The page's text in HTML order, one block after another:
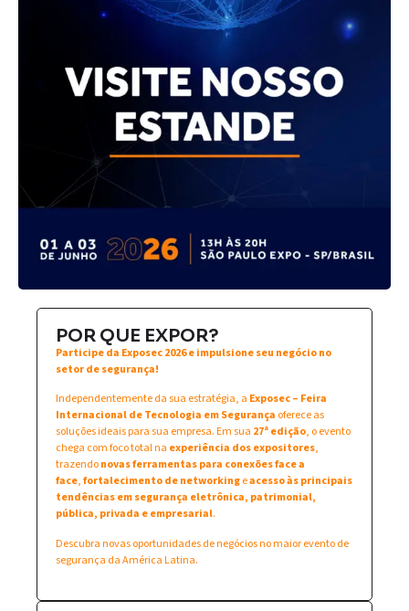
POR QUE EXPOR?
Participe da Exposec 2026 e impulsione seu negócio no
setor de segurança!
Independentemente da sua estratégia, a Exposec – Feira
Internacional de Tecnologia em Segurança oferece as
soluções ideais para sua empresa. Em sua 27ª edição, o evento
chega com foco total na experiência dos expositores,
trazendonovas ferramentas para conexões face a
face,fortalecimento de networkingeacesso às principais
tendências em segurança eletrônica, patrimonial,
pública, privada e empresarial.
Descubra novas oportunidades de negócios no maior evento de
segurança da América Latina.